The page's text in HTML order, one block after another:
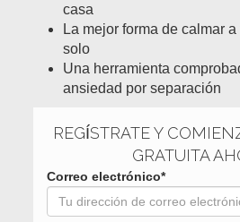
casa
La mejor forma de calmar
solo
Una herramienta
ansiedad por separación
REGÍSTRATE Y
GRATUITA
Correo electrónico*